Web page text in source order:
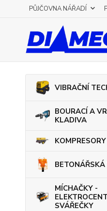
PŮJČOVNA NÁŘADÍ
VIBRAČNÍ
BOURACÍ A
KLADIVA
MÍCHAČKY -
SVÁŘEČKY